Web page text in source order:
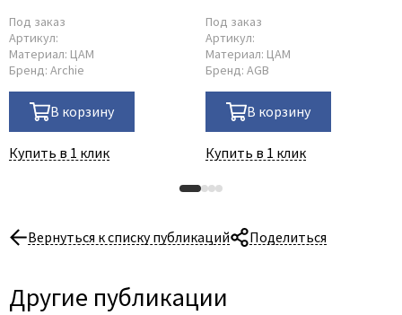
Под заказ
Артикул:
Материал: ЦАМ
Бренд: Archie
В корзину
Купить в 1 клик
Под заказ
Артикул:
Материал: ЦАМ
Бренд: AGB
В корзину
Купить в 1 клик
Вернуться к списку публикаций Поделиться
Другие публикации